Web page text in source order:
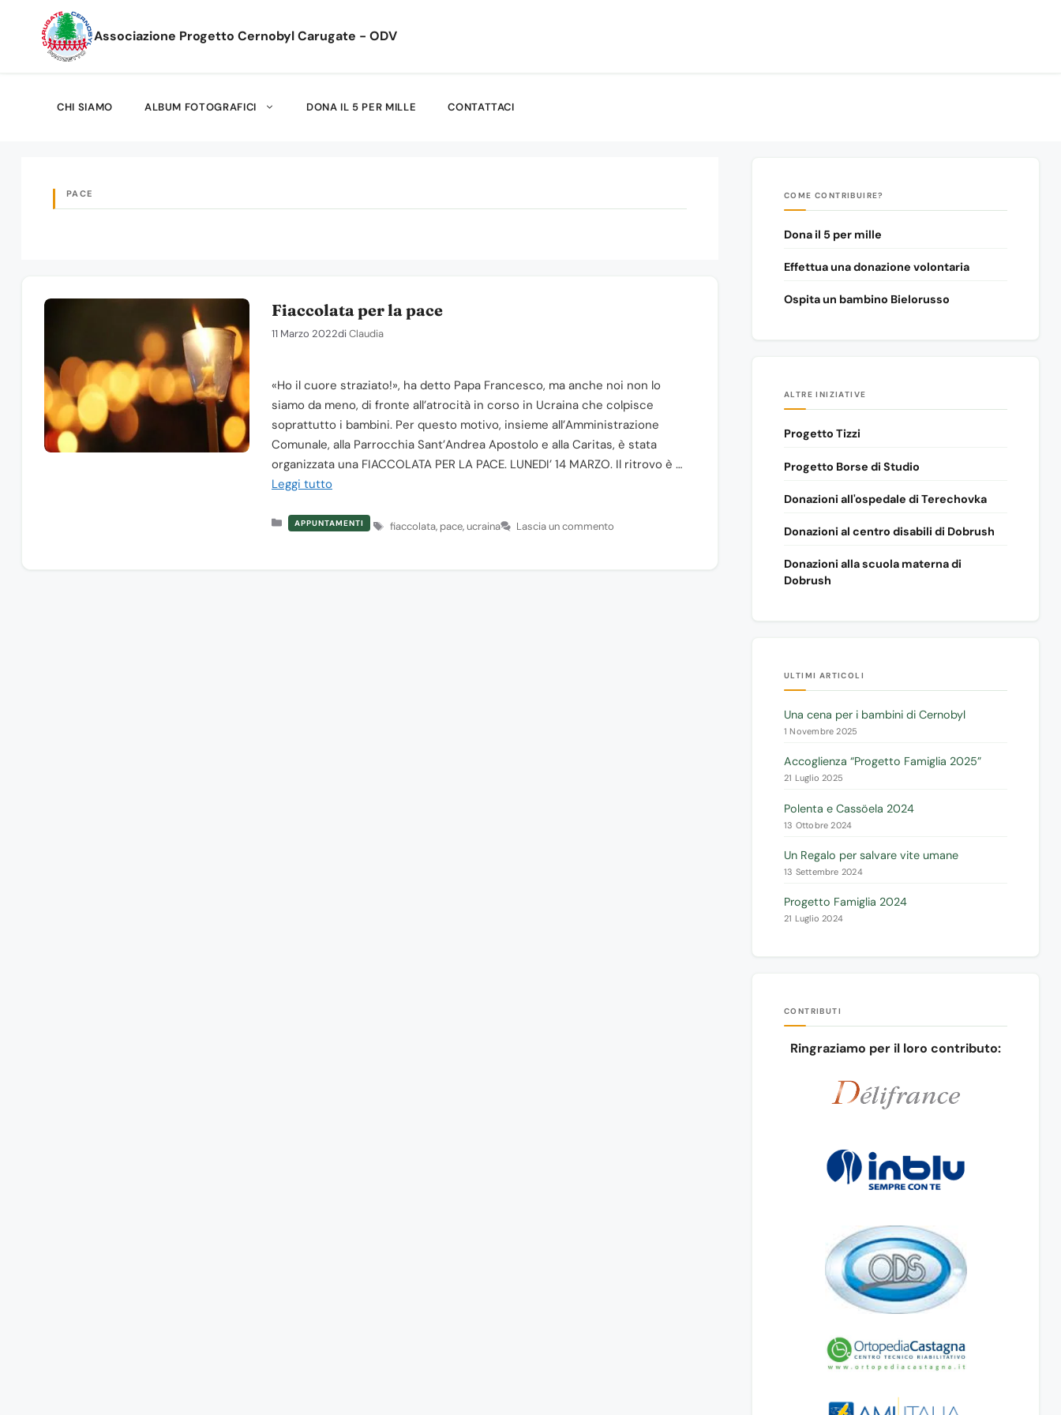
contenuto
Associazione Progetto Cernobyl Carugate - ODV
CHI SIAMO ALBUM FOTOGRAFICI DONA IL 5 PER MILLE CONTATTACI
PACE
Fiaccolata per la pace
11 Marzo 2022diClaudia
«Ho il cuore straziato!», ha detto Papa Francesco, ma anche noi non lo
siamo da meno, di fronte all’atrocità in corso in Ucraina che colpisce
soprattutto i bambini. Per questo motivo, insieme all’Amministrazione
Comunale, alla Parrocchia Sant’Andrea Apostolo e alla Caritas, è stata
organizzata una FIACCOLATA PER LA PACE. LUNEDI’ 14 MARZO. Il ritrovo è …
Leggi tutto
Categorie
APPUNTAMENTI Tag
fiaccolata, pace,ucraina Lascia un commento
COME CONTRIBUIRE?
Dona il 5 per mille
Effettua una donazione volontaria
Ospita un bambino Bielorusso
ALTRE INIZIATIVE
Progetto Tizzi
Progetto Borse di Studio
Donazioni all'ospedale di Terechovka
Donazioni al centro disabili di Dobrush
Donazioni alla scuola materna di
Dobrush
ULTIMI ARTICOLI
Una cena per i bambini di Cernobyl
1 Novembre 2025
Accoglienza “Progetto Famiglia 2025”
21 Luglio 2025
Polenta e Cassöela 2024
13 Ottobre 2024
Un Regalo per salvare vite umane
13 Settembre 2024
Progetto Famiglia 2024
21 Luglio 2024
CONTRIBUTI
Ringraziamo per il loro contributo: